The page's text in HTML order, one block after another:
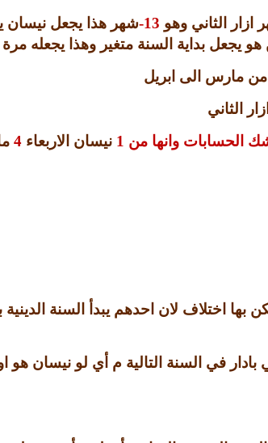
ازار الثاني وهو 13- شهر هذا يجعل نيسان
بداية السنة متغير وهذا يجعله
مارس الى ابريل
الثاني
الحسابات وانها من 1 نيسان الاربعاء 4
اختلاف لان احدهم يبدأ السنة الدينية
في السنة التالية م أي لو نيسان هو